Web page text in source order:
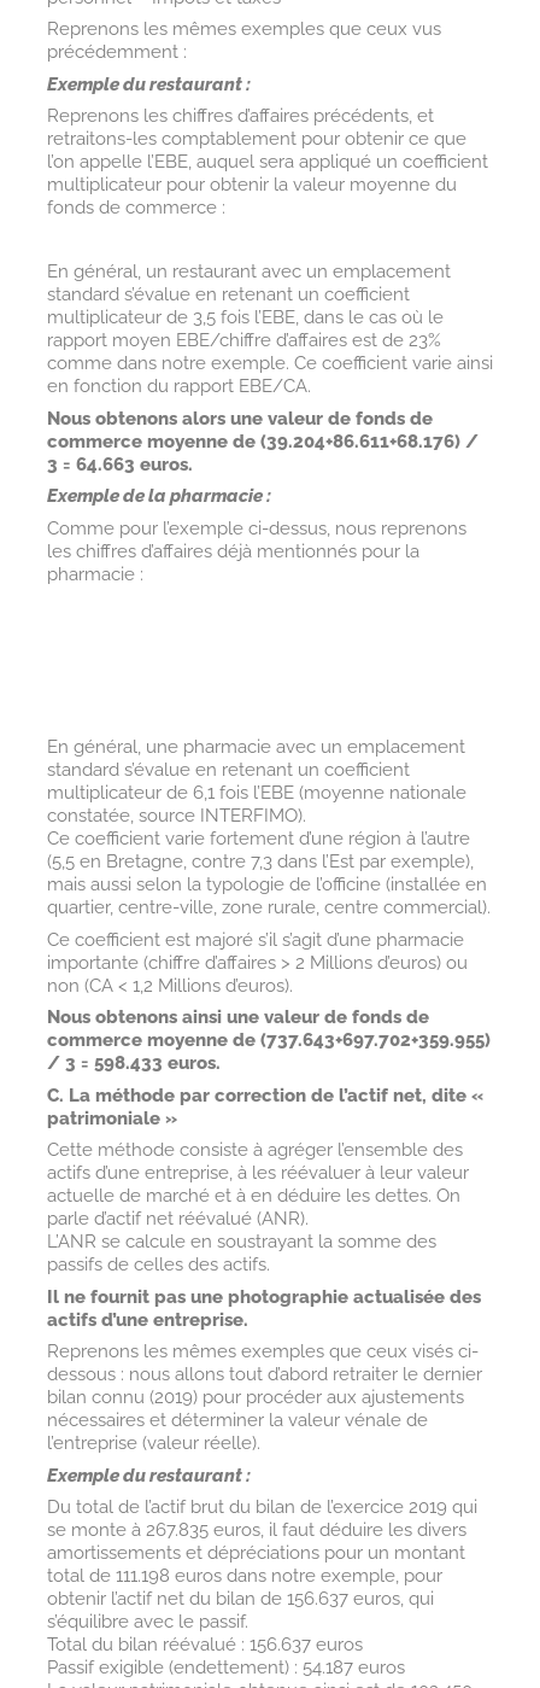
Reprenons les mêmes exemples que ceux vus
précédemment :
Exemple du restaurant :
Reprenons les chiffres d’affaires précédents, et
retraitons-les comptablement pour obtenir ce que
l’on appelle l’EBE, auquel sera appliqué un coefficient
multiplicateur pour obtenir la valeur moyenne du
fonds de commerce :
En général, un restaurant avec un emplacement
standard s’évalue en retenant un coefficient
multiplicateur de 3,5 fois l’EBE, dans le cas où le
rapport moyen EBE/chiffre d’affaires est de 23%
comme dans notre exemple. Ce coefficient varie ainsi
en fonction du rapport EBE/CA.
Nous obtenons alors une valeur de fonds de
commerce moyenne de (39.204+86.611+68.176) /
3 = 64.663 euros.
Exemple de la pharmacie :
Comme pour l’exemple ci-dessus, nous reprenons
les chiffres d’affaires déjà mentionnés pour la
pharmacie :
En général, une pharmacie avec un emplacement
standard s’évalue en retenant un coefficient
multiplicateur de 6,1 fois l’EBE (moyenne nationale
constatée, source INTERFIMO).
Ce coefficient varie fortement d’une région à l’autre
(5,5 en Bretagne, contre 7,3 dans l’Est par exemple),
mais aussi selon la typologie de l’officine (installée en
quartier, centre-ville, zone rurale, centre commercial).
Ce coefficient est majoré s’il s’agit d’une pharmacie
importante (chiffre d’affaires > 2 Millions d’euros) ou
non (CA < 1,2 Millions d’euros).
Nous obtenons ainsi une valeur de fonds de
commerce moyenne de (737.643+697.702+359.955)
/ 3 = 598.433 euros.
C. La méthode par correction de l’actif net, dite «
patrimoniale »
Cette méthode consiste à agréger l’ensemble des
actifs d’une entreprise, à les réévaluer à leur valeur
actuelle de marché et à en déduire les dettes. On
parle d’actif net réévalué (ANR).
L’ANR se calcule en soustrayant la somme des
passifs de celles des actifs.
Il ne fournit pas une photographie actualisée des
actifs d’une entreprise.
Reprenons les mêmes exemples que ceux visés ci-
dessous : nous allons tout d’abord retraiter le dernier
bilan connu (2019) pour procéder aux ajustements
nécessaires et déterminer la valeur vénale de
l’entreprise (valeur réelle).
Exemple du restaurant :
Du total de l’actif brut du bilan de l’exercice 2019 qui
se monte à 267.835 euros, il faut déduire les divers
amortissements et dépréciations pour un montant
total de 111.198 euros dans notre exemple, pour
obtenir l’actif net du bilan de 156.637 euros, qui
s’équilibre avec le passif.
Total du bilan réévalué : 156.637 euros
Passif exigible (endettement) : 54.187 euros